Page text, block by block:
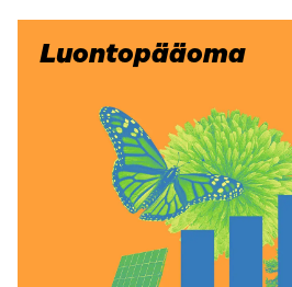
Luontopääoma